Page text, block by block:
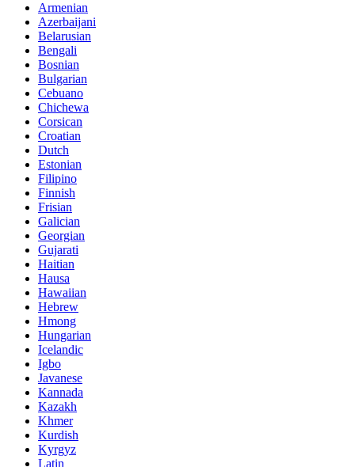
Armenian
Azerbaijani
Belarusian
Bengali
Bosnian
Bulgarian
Cebuano
Chichewa
Corsican
Croatian
Dutch
Estonian
Filipino
Finnish
Frisian
Galician
Georgian
Gujarati
Haitian
Hausa
Hawaiian
Hebrew
Hmong
Hungarian
Icelandic
Igbo
Javanese
Kannada
Kazakh
Khmer
Kurdish
Kyrgyz
Latin